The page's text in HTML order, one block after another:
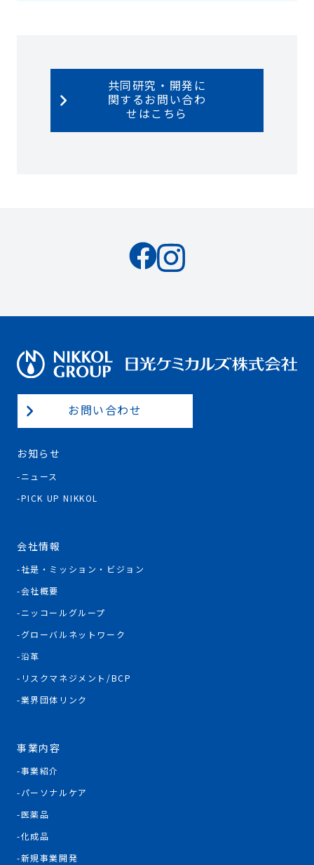
共同研究・開発に
関するお問い合わ
せはこちら
お問い合わせ
お知らせ
ニュース
PICK UP NIKKOL
会社情報
社是・ミッション・ビジョン
会社概要
ニッコールグループ
グローバルネットワーク
沿革
リスクマネジメント/BCP
業界団体リンク
事業内容
事業紹介
パーソナルケア
医薬品
化成品
新規事業開発